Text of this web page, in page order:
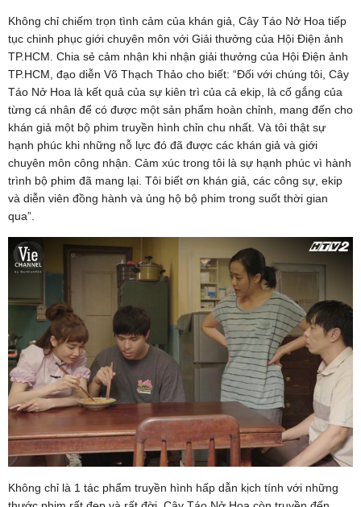
Không chỉ chiếm trọn tình cảm của khán giả, Cây Táo Nở Hoa tiếp
tục chinh phục giới chuyên môn với Giải thưởng của Hội Điện ảnh
TP.HCM. Chia sẻ cảm nhận khi nhận giải thưởng của Hội Điện ảnh
TP.HCM, đạo diễn Võ Thạch Thảo cho biết: “Đối với chúng tôi, Cây
Táo Nở Hoa là kết quả của sự kiên trì của cả ekip, là cố gắng của
từng cá nhân để có được một sản phẩm hoàn chỉnh, mang đến cho
khán giả một bộ phim truyền hình chỉn chu nhất. Và tôi thật sự
hạnh phúc khi những nỗ lực đó đã được các khán giả và giới
chuyên môn công nhận. Cảm xúc trong tôi là sự hạnh phúc vì hành
trình bộ phim đã mang lại. Tôi biết ơn khán giả, các công sự, ekip
và diễn viên đồng hành và ủng hộ bộ phim trong suốt thời gian
qua”.
Không chỉ là 1 tác phẩm truyền hình hấp dẫn kịch tính với những